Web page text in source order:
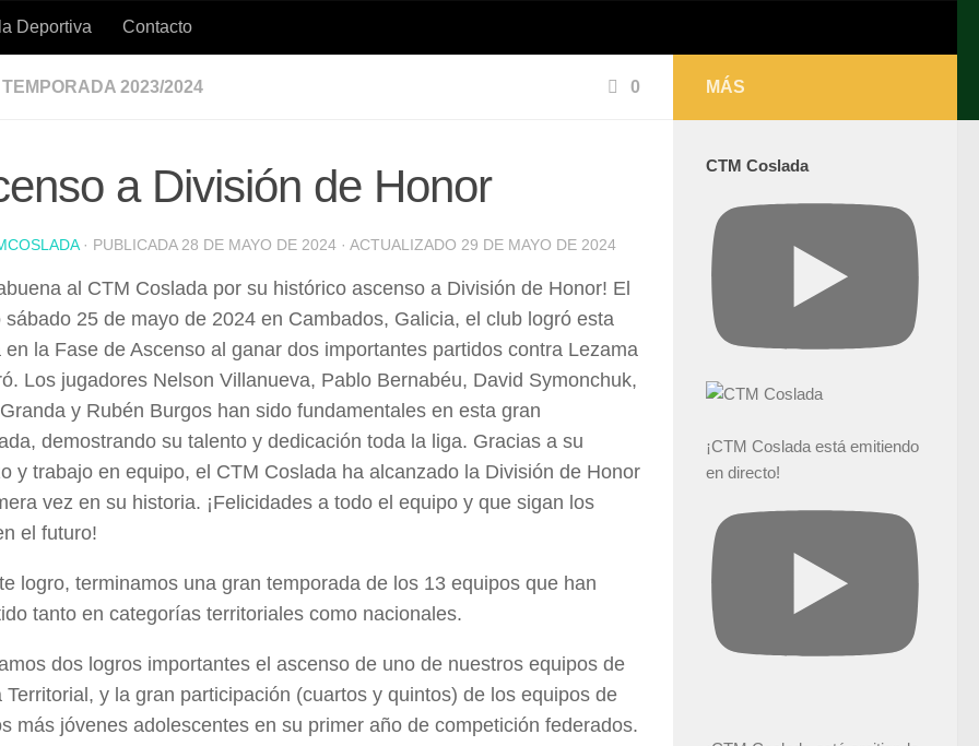
Deportiva Contacto
TEMPORADA 2023/2024 0
a División de Honor
· PUBLICADA 28 DE MAYO DE 2024 · ACTUALIZADO 29 DE MAYO DE 2024
al CTM Coslada por su histórico ascenso a División de Honor! El
sábado 25 de mayo de 2024 en Cambados, Galicia, el club logró esta
en la Fase de Ascenso al ganar dos importantes partidos contra Lezama
Los jugadores Nelson Villanueva, Pablo Bernabéu, David Symonchuk,
y Rubén Burgos han sido fundamentales en esta gran
demostrando su talento y dedicación toda la liga. Gracias a su
y trabajo en equipo, el CTM Coslada ha alcanzado la División de Honor
vez en su historia. ¡Felicidades a todo el equipo y que sigan los
el futuro!
logro, terminamos una gran temporada de los 13 equipos que han
tanto en categorías territoriales como nacionales.
dos logros importantes el ascenso de uno de nuestros equipos de
Territorial, y la gran participación (cuartos y quintos) de los equipos de
más jóvenes adolescentes en su primer año de competición federados.
MÁS
CTM Coslada
¡CTM Coslada está emitiendo
en directo!